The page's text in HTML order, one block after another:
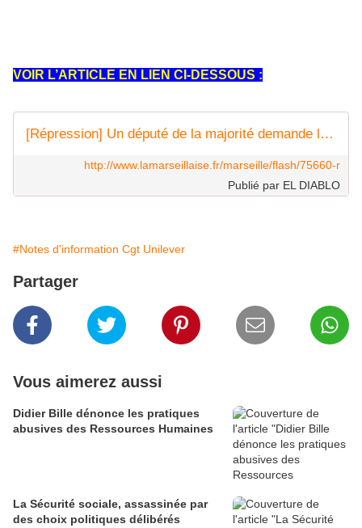
VOIR L’ARTICLE EN LIEN CI-DESSOUS :
[Répression] Un député de la majorité demande la dissolution de l'UD CGT 13 - Journal La Marseillaise
http://www.lamarseillaise.fr/marseille/flash/75660-r
Publié par EL DIABLO
#Notes d'information Cgt Unilever
Partager
Vous aimerez aussi
Didier Bille dénonce les pratiques
abusives des Ressources Humaines
La Sécurité sociale, assassinée par
des choix politiques délibérés